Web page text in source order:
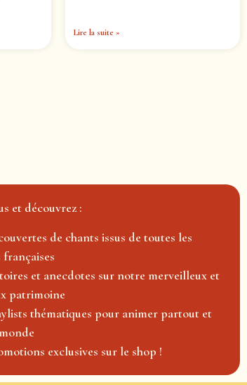
Lire la suite »
et découvrez :
de chants issus de toutes les
et anecdotes sur notre merveilleux et
patrimoine
thématiques pour animer partout et
exclusives sur le shop !